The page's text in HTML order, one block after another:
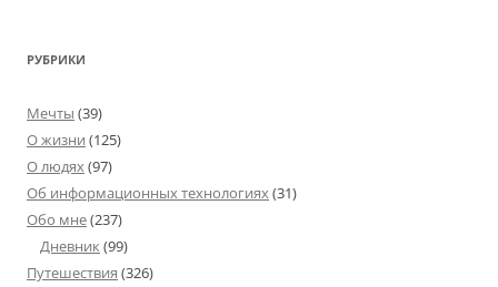
РУБРИКИ
Мечты (39)
О жизни (125)
О людях(97)
Об информационных технологиях(31)
Обо мне(237)
Дневник(99)
Путешествия (326)